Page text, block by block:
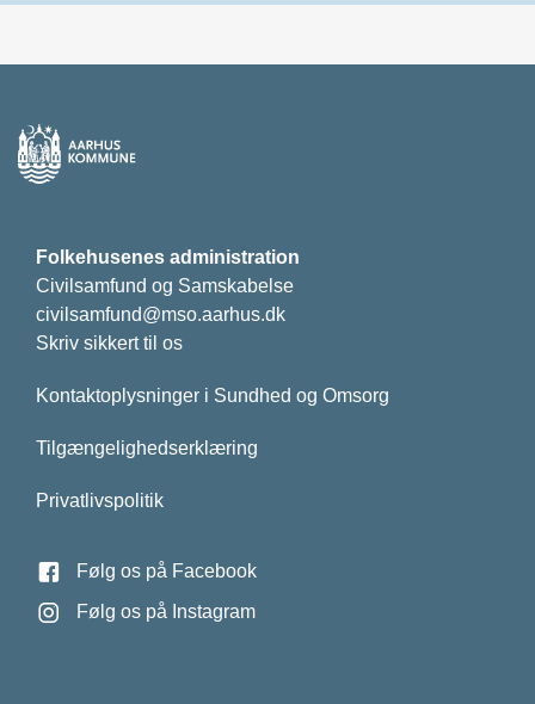
Folkehusenes administration
Civilsamfund og Samskabelse
civilsamfund@mso.aarhus.dk
Skriv sikkert til os
Kontaktoplysninger i Sundhed og Omsorg
Tilgængelighedserklæring
Privatlivspolitik
Følg os på Facebook
Følg os på Instagram